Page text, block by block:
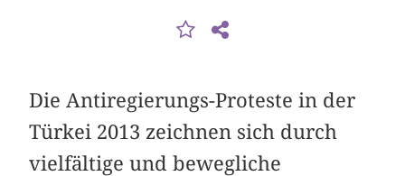
Die Antiregierungs-Proteste in der
Türkei 2013 zeichnen sich durch
vielfältige und bewegliche